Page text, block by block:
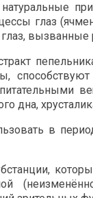
глаз
дна,
в